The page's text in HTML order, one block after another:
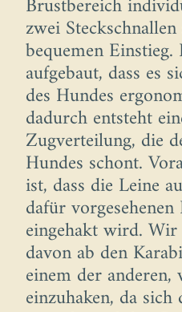
zwei
bequemen
aufgebaut, dass es
des Hundes
dadurch entsteht
Zugverteilung, die
Hundes schont.
ist, dass die Leine
dafür
eingehakt wird.
davon ab den
einem der
einzuhaken, da